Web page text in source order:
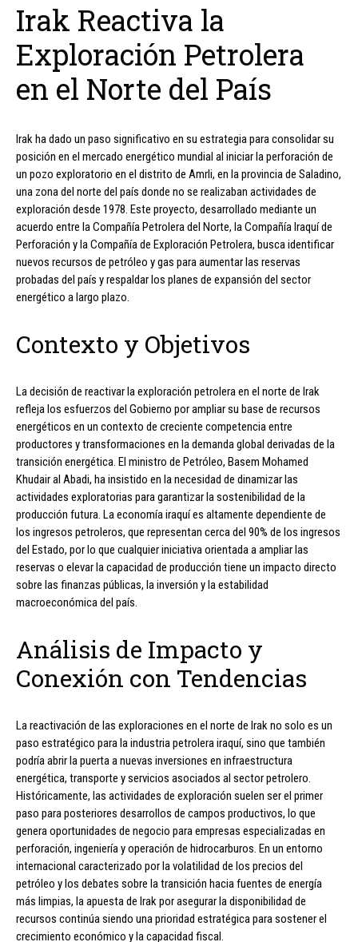
Irak Reactiva la
Exploración Petrolera
en el Norte del País
Irak ha dado un paso significativo en su estrategia para consolidar su
posición en el mercado energético mundial al iniciar la perforación de
un pozo exploratorio en el distrito de Amrli, en la provincia de Saladino,
una zona del norte del país donde no se realizaban actividades de
exploración desde 1978. Este proyecto, desarrollado mediante un
acuerdo entre la Compañía Petrolera del Norte, la Compañía Iraquí de
Perforación y la Compañía de Exploración Petrolera, busca identificar
nuevos recursos de petróleo y gas para aumentar las reservas
probadas del país y respaldar los planes de expansión del sector
energético a largo plazo.
Contexto y Objetivos
La decisión de reactivar la exploración petrolera en el norte de Irak
refleja los esfuerzos del Gobierno por ampliar su base de recursos
energéticos en un contexto de creciente competencia entre
productores y transformaciones en la demanda global derivadas de la
transición energética. El ministro de Petróleo, Basem Mohamed
Khudair al Abadi, ha insistido en la necesidad de dinamizar las
actividades exploratorias para garantizar la sostenibilidad de la
producción futura. La economía iraquí es altamente dependiente de
los ingresos petroleros, que representan cerca del 90% de los ingresos
del Estado, por lo que cualquier iniciativa orientada a ampliar las
reservas o elevar la capacidad de producción tiene un impacto directo
sobre las finanzas públicas, la inversión y la estabilidad
macroeconómica del país.
Análisis de Impacto y
Conexión con Tendencias
La reactivación de las exploraciones en el norte de Irak no solo es un
paso estratégico para la industria petrolera iraquí, sino que también
podría abrir la puerta a nuevas inversiones en infraestructura
energética, transporte y servicios asociados al sector petrolero.
Históricamente, las actividades de exploración suelen ser el primer
paso para posteriores desarrollos de campos productivos, lo que
genera oportunidades de negocio para empresas especializadas en
perforación, ingeniería y operación de hidrocarburos. En un entorno
internacional caracterizado por la volatilidad de los precios del
petróleo y los debates sobre la transición hacia fuentes de energía
más limpias, la apuesta de Irak por asegurar la disponibilidad de
recursos continúa siendo una prioridad estratégica para sostener el
crecimiento económico y la capacidad fiscal.